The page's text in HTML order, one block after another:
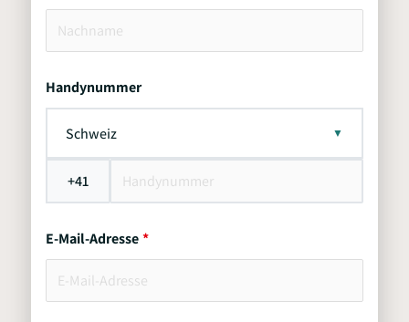
Handynummer
Schweiz
+41
E-Mail-Adresse